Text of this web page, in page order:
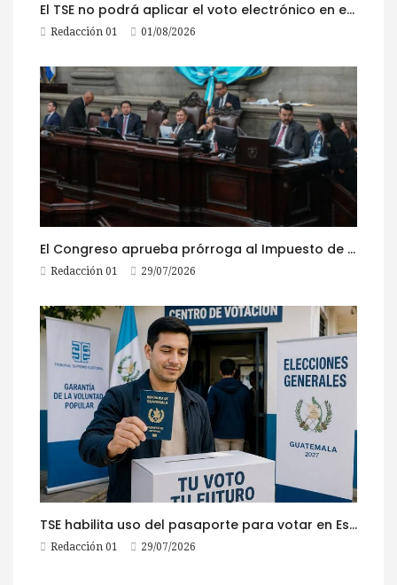
El TSE no podrá aplicar el voto electrónico en el extranjero, pese a la reciente actualización de su reglamento
Redacción 01 01/08/2026
El Congreso aprueba prórroga al Impuesto de Circulación 2026
Redacción 01 29/07/2026
TSE habilita uso del pasaporte para votar en Estados Unidos
Redacción 01 29/07/2026